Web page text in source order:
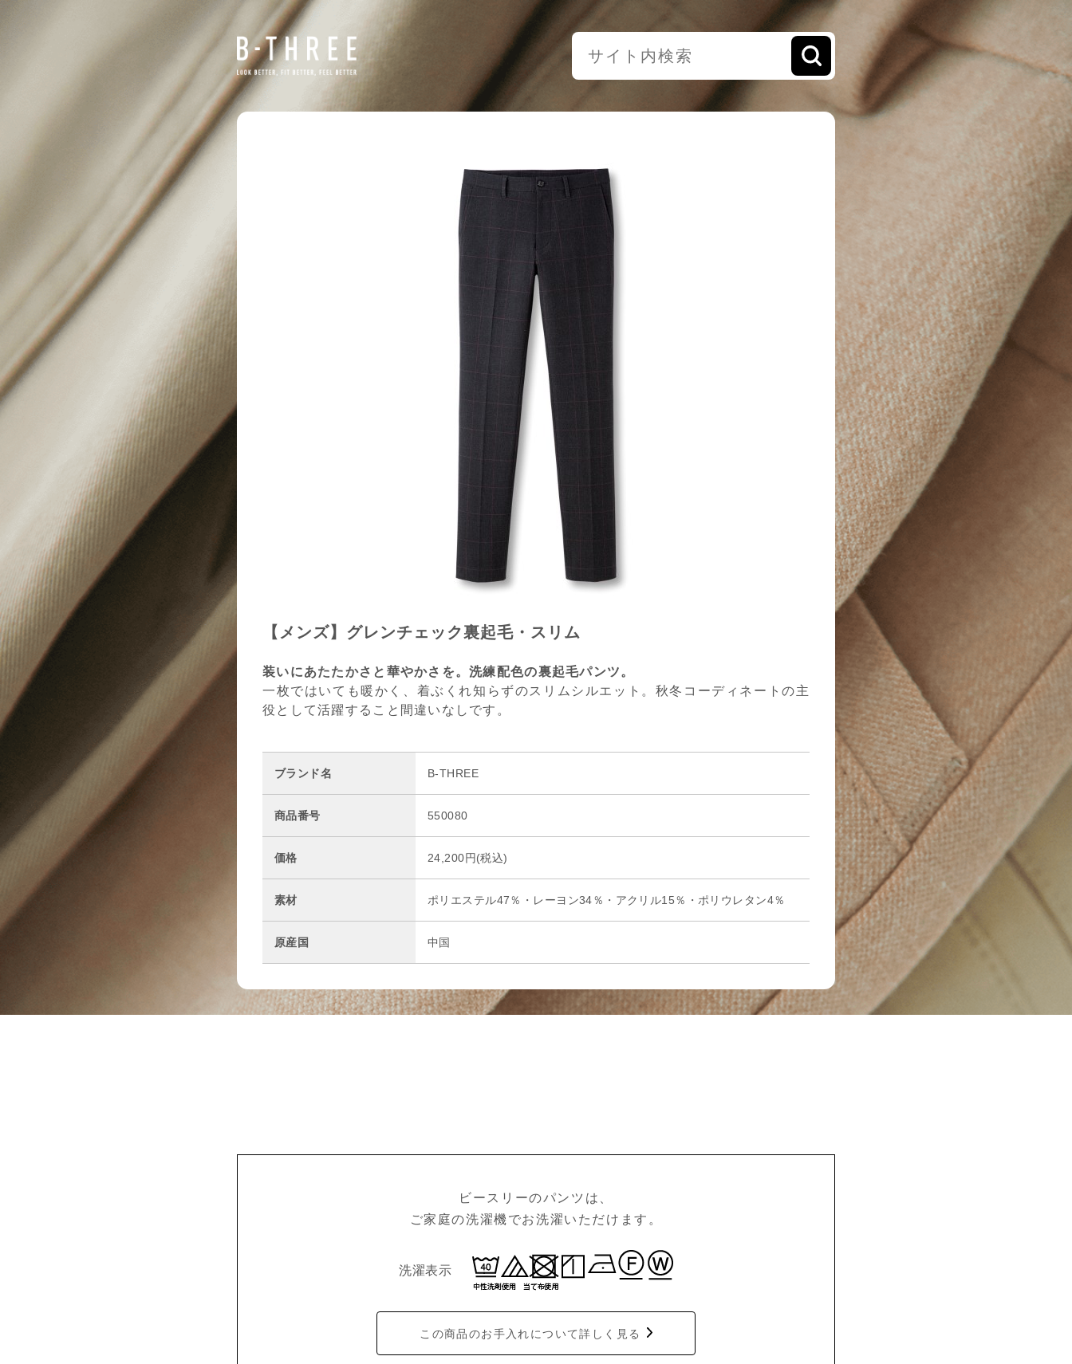
【メンズ】グレンチェック裏起毛・スリム
装いにあたたかさと華やかさを。洗練配色の裏起毛パンツ。
一枚ではいても暖かく、着ぶくれ知らずのスリムシルエット。秋冬コーディネートの主
役として活躍すること間違いなしです。
ブランド名 B-THREE
商品番号 550080
価格 24,200円(税込)
素材 ポリエステル47％・レーヨン34％・アクリル15％・ポリウレタン4％
原産国 中国
ビースリーのパンツは、
ご家庭の洗濯機でお洗濯いただけます。
洗濯表示
この商品のお手入れについて詳しく見る